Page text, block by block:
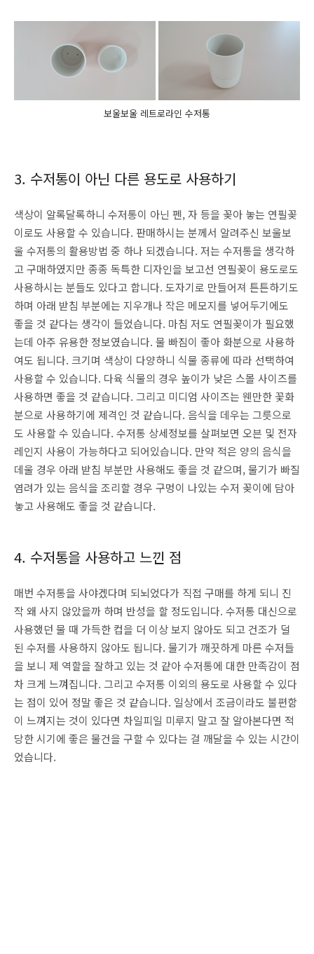
보울보울 레트로라인 수저통
3. 수저통이 아닌 다른 용도로 사용하기
색상이 알록달록하니 수저통이 아닌 펜, 자 등을 꽂아 놓는 연필꽂
이로도 사용할 수 있습니다. 판매하시는 분께서 알려주신 보울보
울 수저통의 활용방법 중 하나 되겠습니다. 저는 수저통을 생각하
고 구매하였지만 종종 독특한 디자인을 보고선 연필꽂이 용도로도
사용하시는 분들도 있다고 합니다. 도자기로 만들어져 튼튼하기도
하며 아래 받침 부분에는 지우개나 작은 메모지를 넣어두기에도
좋을 것 같다는 생각이 들었습니다. 마침 저도 연필꽂이가 필요했
는데 아주 유용한 정보였습니다. 물 빠짐이 좋아 화분으로 사용하
여도 됩니다. 크기며 색상이 다양하니 식물 종류에 따라 선택하여
사용할 수 있습니다. 다육 식물의 경우 높이가 낮은 스몰 사이즈를
사용하면 좋을 것 같습니다. 그리고 미디엄 사이즈는 웬만한 꽃화
분으로 사용하기에 제격인 것 같습니다. 음식을 데우는 그릇으로
도 사용할 수 있습니다. 수저통 상세정보를 살펴보면 오븐 및 전자
레인지 사용이 가능하다고 되어있습니다. 만약 적은 양의 음식을
데울 경우 아래 받침 부분만 사용해도 좋을 것 같으며, 물기가 빠질
염려가 있는 음식을 조리할 경우 구멍이 나있는 수저 꽂이에 담아
놓고 사용해도 좋을 것 같습니다.
4. 수저통을 사용하고 느낀 점
매번 수저통을 사야겠다며 되뇌었다가 직접 구매를 하게 되니 진
작 왜 사지 않았을까 하며 반성을 할 정도입니다. 수저통 대신으로
사용했던 물 때 가득한 컵을 더 이상 보지 않아도 되고 건조가 덜
된 수저를 사용하지 않아도 됩니다. 물기가 깨끗하게 마른 수저들
을 보니 제 역할을 잘하고 있는 것 같아 수저통에 대한 만족감이 점
차 크게 느껴집니다. 그리고 수저통 이외의 용도로 사용할 수 있다
는 점이 있어 정말 좋은 것 같습니다. 일상에서 조금이라도 불편함
이 느껴지는 것이 있다면 차일피일 미루지 말고 잘 알아본다면 적
당한 시기에 좋은 물건을 구할 수 있다는 걸 깨달을 수 있는 시간이
었습니다.